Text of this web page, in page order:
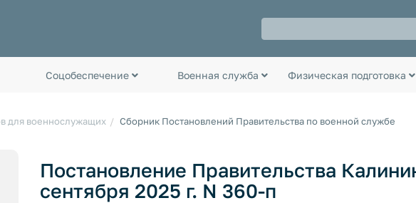
Соцобеспечение Военная служба Физическая подготовка
для военнослужащих Сборник Постановлений Правительства по военной службе
Постановление Правительства
сентября 2025 г. N 360-п